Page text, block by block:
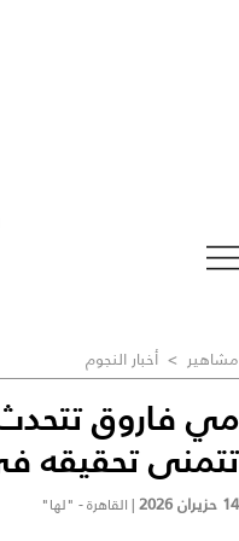
مشاهير > أخبار النجوم
مي فاروق
تتمنى تحقيقه
14 حزيران 2026 | القاهرة - "لها"